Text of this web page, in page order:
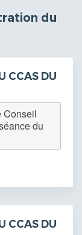
du
CCAS DU
Conseil
du
CCAS DU